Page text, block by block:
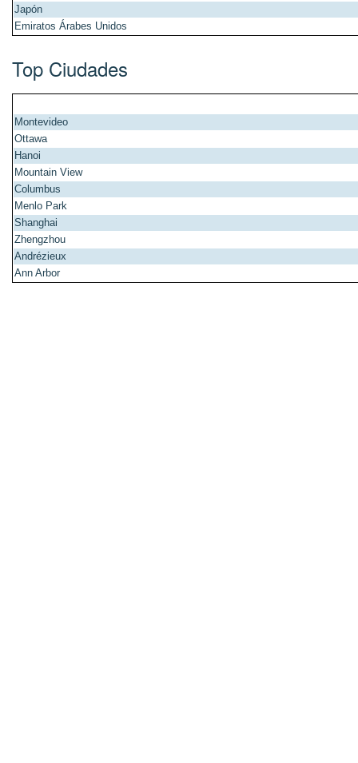
Japón
Emiratos Árabes Unidos
Top Ciudades
Montevideo
Ottawa
Hanoi
Mountain View
Columbus
Menlo Park
Shanghai
Zhengzhou
Andrézieux
Ann Arbor